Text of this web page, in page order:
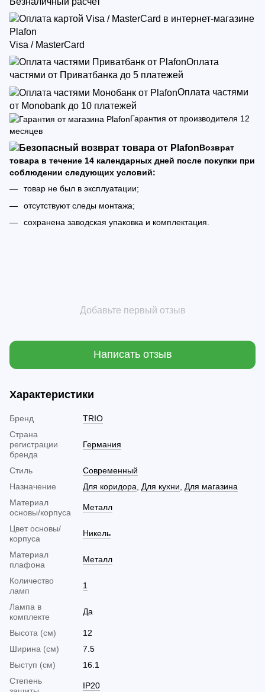
Visa / MasterCard
Оплата
частями от Приватбанка до 5 платежей
Оплата частями
от Monobank до 10 платежей
Гарантия от производителя 12
месяцев
Возврат
товара в течение 14 календарных дней после покупки при
соблюдении следующих условий:
товар не был в эксплуатации;
отсутствуют следы монтажа;
сохранена заводская упаковка и комплектация.
Добавьте первый отзыв
Написать отзыв
Характеристики
Бренд
TRIO
Страна
регистрации
бренда
Германия
Стиль
Современный
Назначение
Для коридора Для кухни
Для магазина
Материал
основы/корпуса
Металл
Цвет основы/
корпуса
Никель
Материал
плафона
Металл
Количество
ламп
1
Лампа в
комплекте
Да
Высота (см)
12
Ширина (см)
7.5
Выступ (см)
16.1
Cтепень
IP20